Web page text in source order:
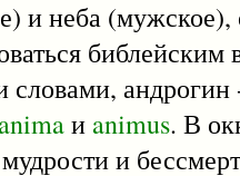
и неба (мужское),
андрогин
animaи animus. В
и